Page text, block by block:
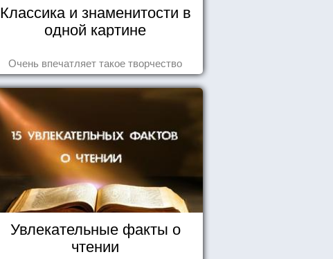
Классика и знаменитости в
одной картине
Очень впечатляет такое творчество
Увлекательные факты о
чтении